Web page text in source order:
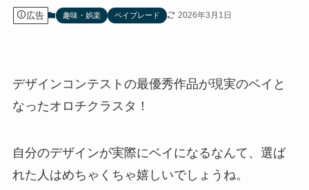
広告 趣味・娯楽 ベイブレード 2026年3月1日
デザインコンテストの最優秀作品が現実のベイと
なったオロチクラスタ！
自分のデザインが実際にベイになるなんて、選ば
れた人はめちゃくちゃ嬉しいでしょうね。